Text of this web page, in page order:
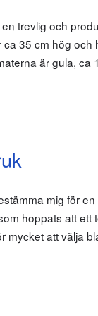
trevlig och
35 cm hög
är gula,
mig för
hoppats att
att välja